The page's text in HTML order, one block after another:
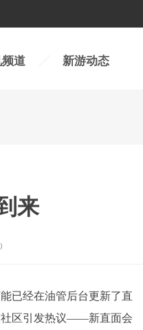
道 新游动态
来
已经在油管后台更新了直
社区引发热议——新直面会